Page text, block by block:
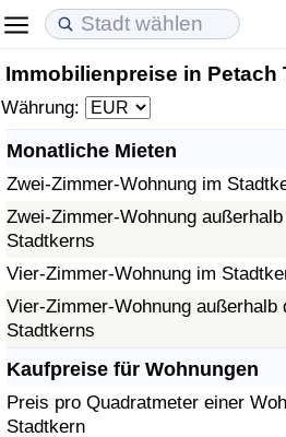
Immobilienpreise in Petach
Währung:
Monatliche Mieten
Zwei-Zimmer-Wohnung im
Zwei-Zimmer-Wohnung
Stadtkerns
Vier-Zimmer-Wohnung im
Vier-Zimmer-Wohnung außerhalb
Stadtkerns
Kaufpreise für Wohnungen
Preis pro Quadratmeter einer
Stadtkern
Lebenshaltungskosten
Lebenshaltungskosten-Index
Lebenshaltungskosten-Index
Lebenshaltungskosten-Index
in Akaba
Immobilienpreise
Immobilienpreis-Index (aktuell)
Immobilienpreis-Index
Immobilienpreis-Index nach Land
Lebensqualität
Lebensqualität-Index
Lebensqualität-Index (aktuell)
Lebensqualitätsindex nach Land
Kriminalität
Kriminalitäts-Index (aktuell)
Kriminalitäts-Index